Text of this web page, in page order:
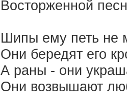
Восторженной
Шипы ему петь не
Они бередят его
А раны - они
Они возвышают